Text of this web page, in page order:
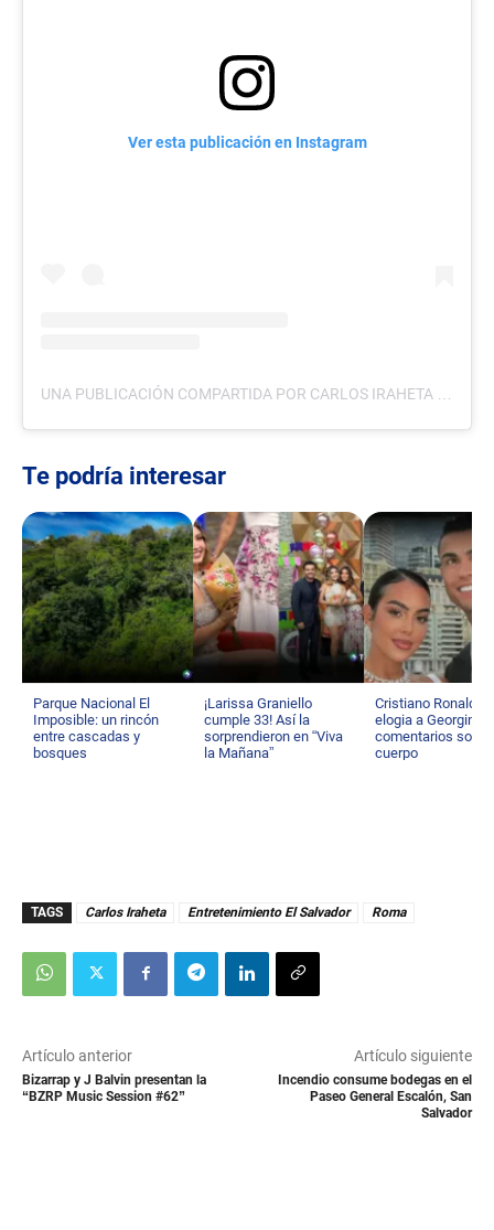
Ver esta publicación en Instagram
UNA PUBLICACIÓN COMPARTIDA POR CARLOS IRAHETA (@CARLOSIRAHETA07)
Te podría interesar
Parque Nacional El
Imposible: un rincón
entre cascadas y
bosques
¡Larissa Graniello
cumple 33! Así la
sorprendieron en “Viva
la Mañana”
Cristiano Ronaldo
elogia a Georgina
comentarios
cuerpo
TAGS Carlos Iraheta Entretenimiento El Salvador Roma
Artículo anterior
Bizarrap y J Balvin presentan la
“BZRP Music Session #62”
Artículo siguiente
Incendio consume bodegas en el
Paseo General Escalón, San
Salvador